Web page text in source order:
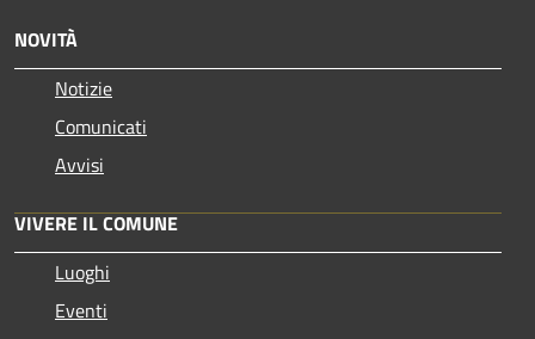
NOVITÀ
Notizie
Comunicati
Avvisi
VIVERE IL COMUNE
Luoghi
Eventi